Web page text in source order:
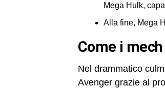
Mega Hulk,
Alla fine, Mega
come i
Nel drammatico
Avenger grazie al